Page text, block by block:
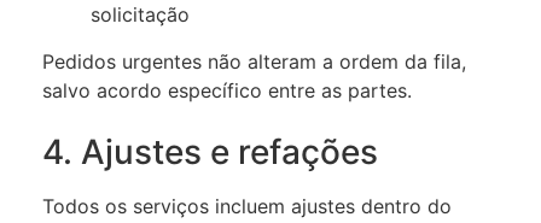
solicitação
Pedidos urgentes não alteram a ordem da fila,
salvo acordo específico entre as partes.
4. Ajustes e refações
Todos os serviços incluem ajustes dentro do